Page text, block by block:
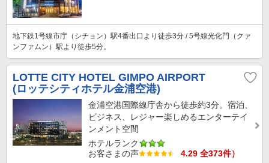
地下鉄1号線市庁（シチョン）駅4番出口より徒歩3分 / 5号線光化門（クァ
ンファムン）駅より徒歩5分。
LOTTE CITY HOTEL GIMPO AIRPORT
(ロッテシティホテル金浦空港)
金浦空港国際線庁舎から徒歩約3分。宿泊、
ビジネス、レジャー楽しめるエンターテイ
ンメント空間
ホテルランク
お客さまの声
4.29 全373件）